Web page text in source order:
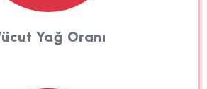
Yağ Oranı